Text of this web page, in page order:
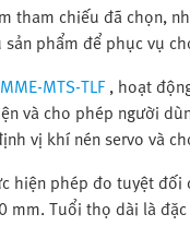
tham chiếu đã chọn,
phẩm để phục vụ
MTS-TLF, hoạt
và cho phép người
vị khí nén servo và
hiện phép đo tuyệt đối
Tuổi thọ dài là